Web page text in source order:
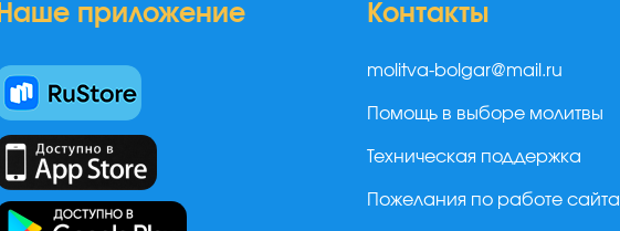
Наше приложение Контакты
molitva-bolgar@mail.ru
Помощь в выборе молитвы
Техническая поддержка
Пожелания по работе сайта